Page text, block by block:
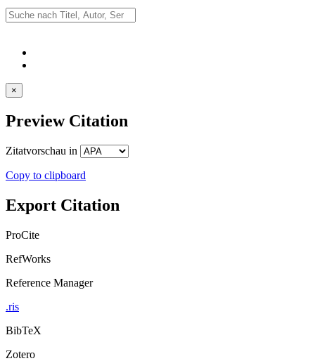
×
Preview Citation
Zitatvorschau in
Copy to clipboard
Export Citation
ProCite
RefWorks
Reference Manager
.ris
BibTeX
Zotero